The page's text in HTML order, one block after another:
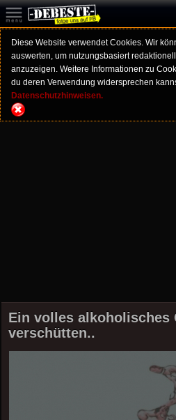
Diese Website verwendet Cookies. Wir
auswerten, um nutzungsbasiert
anzuzeigen. Weitere Informationen zu
du deren Verwendung widersprechen
Datenschutzhinweisen.
Ein volles alkoholisches
verschütten..